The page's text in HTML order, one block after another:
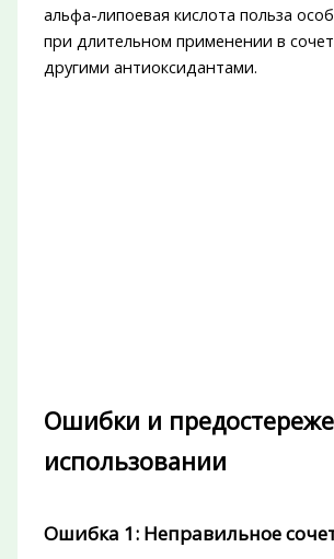
альфа-липоевая кислота польза
при длительном применении в
другими антиоксидантами.
Ошибки и
использовании
Ошибка 1: Неправильное